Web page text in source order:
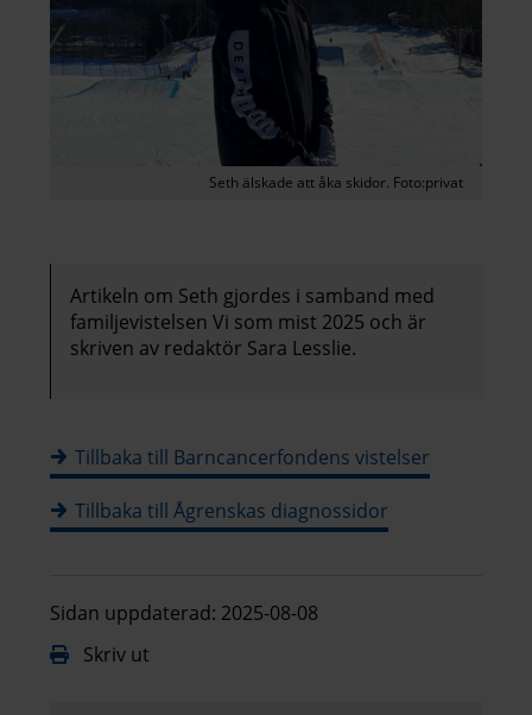
Seth älskade att åka skidor. Foto:privat
Artikeln om Seth gjordes i samband med
familjevistelsen Vi som mist 2025 och är
skriven av redaktör Sara Lesslie.
Tillbaka till Barncancerfondens vistelser
Tillbaka till Ågrenskas diagnossidor
Sidan uppdaterad: 2025-08-08
Skriv ut